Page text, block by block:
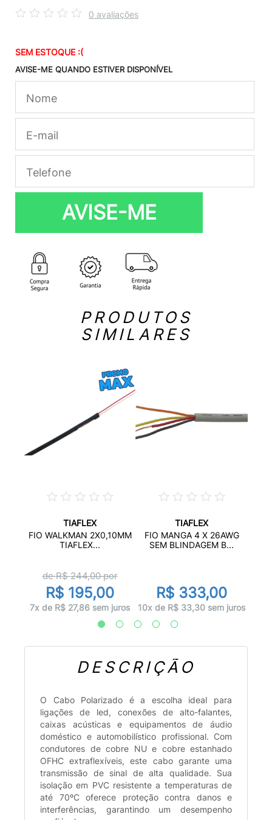
0 avaliações
SEM ESTOQUE :(
AVISE-ME QUANDO ESTIVER DISPONÍVEL
AVISE-ME
PRODUTOS
SIMILARES
TIAFLEX
FIO WALKMAN 2X0,10MM
TIAFLEX...
de R$244,00por
R$ 195,00
7x de R$ 27,86 sem juros
TIAFLEX
FIO MANGA 4 X 26AWG
SEM BLINDAGEM B...
R$ 333,00
10x de R$ 33,30 sem juros
DESCRIÇÃO
O Cabo Polarizado é a escolha ideal para
ligações de led, conexões de alto-falantes,
caixas acústicas e equipamentos de áudio
doméstico e automobilístico profissional. Com
condutores de cobre NU e cobre estanhado
OFHC extraflexíveis, este cabo garante uma
transmissão de sinal de alta qualidade. Sua
isolação em PVC resistente a temperaturas de
até 70ºC oferece proteção contra danos e
interferências, garantindo um desempenho